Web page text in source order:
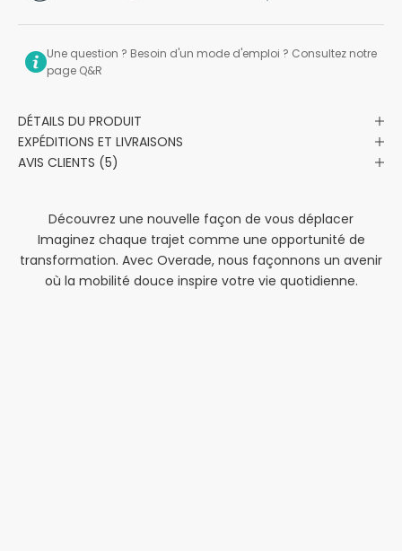
Une question ? Besoin d'un mode d'emploi ? Consultez notre
page Q&R
DÉTAILS DU PRODUIT
EXPÉDITIONS ET LIVRAISONS
AVIS CLIENTS (5)
Découvrez une nouvelle façon de vous déplacer
Imaginez chaque trajet comme une opportunité de
transformation. Avec Overade, nous façonnons un avenir
où la mobilité douce inspire votre vie quotidienne.